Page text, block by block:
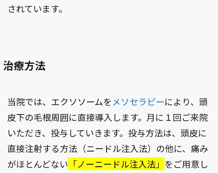
されています。
治療方法
当院では、エクソソームをメソセラピーにより、頭
皮下の毛根周囲に直接導入します。月に１回ご来院
いただき、投与していきます。投与方法は、頭皮に
直接注射する方法（ニードル注入法）の他に、痛み
がほとんどない 「ノーニードル注入法」 をご用意し